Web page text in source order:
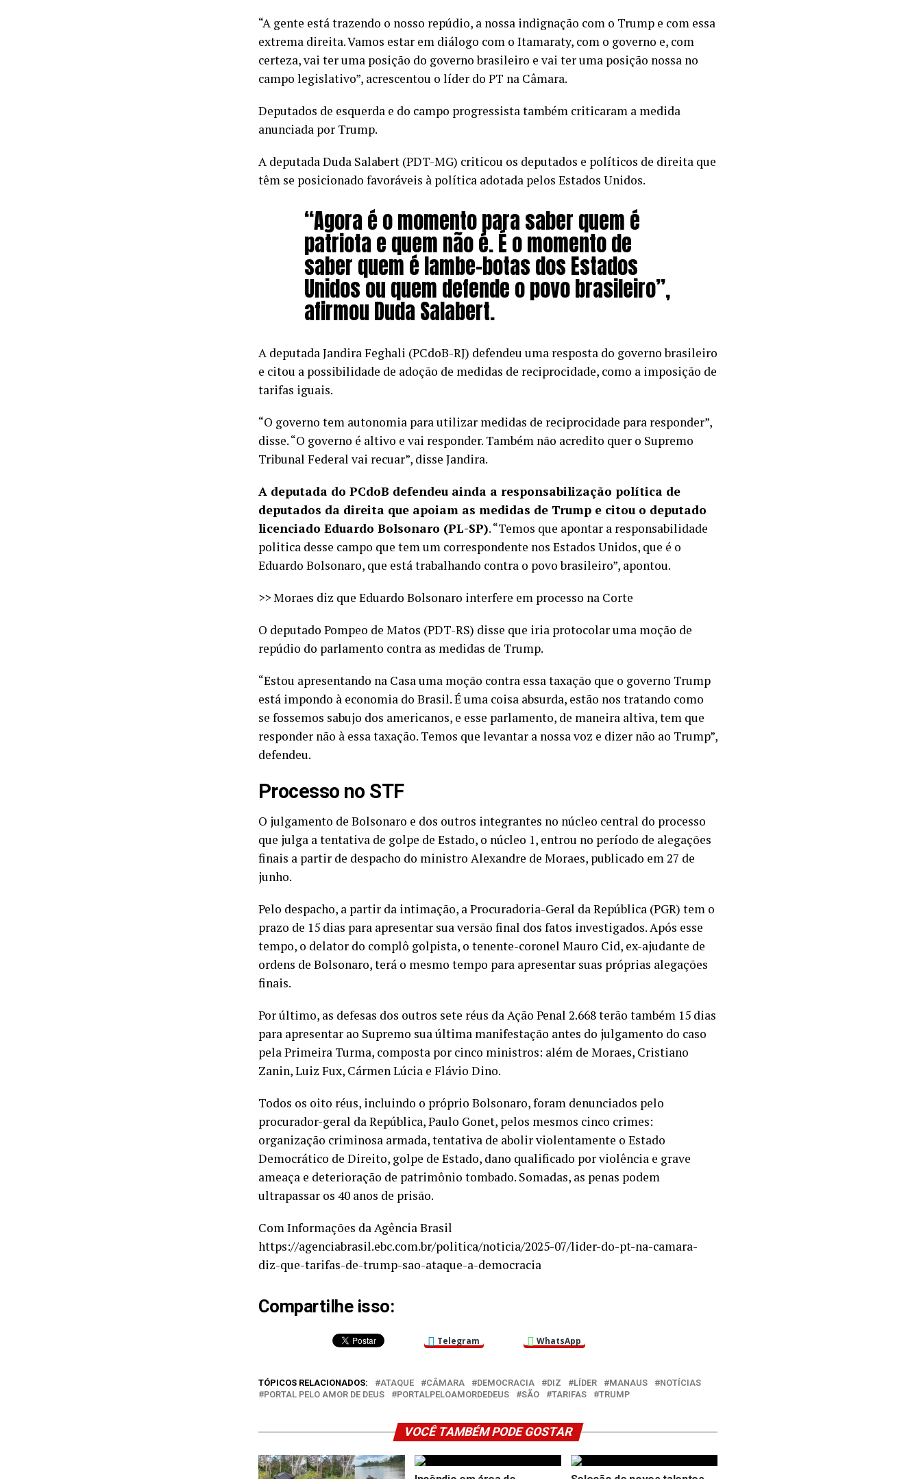
“A gente está trazendo o nosso repúdio, a nossa indignação com o Trump e com essa
extrema direita. Vamos estar em diálogo com o Itamaraty, com o governo e, com
certeza, vai ter uma posição do governo brasileiro e vai ter uma posição nossa no
campo legislativo”, acrescentou o líder do PT na Câmara.
Deputados de esquerda e do campo progressista também criticaram a medida
anunciada por Trump.
A deputada Duda Salabert (PDT-MG) criticou os deputados e políticos de direita que
têm se posicionado favoráveis à política adotada pelos Estados Unidos.
“Agora é o momento para saber quem é
patriota e quem não é. É o momento de
saber quem é lambe-botas dos Estados
Unidos ou quem defende o povo brasileiro”,
afirmou Duda Salabert.
A deputada Jandira Feghali (PCdoB-RJ) defendeu uma resposta do governo brasileiro
e citou a possibilidade de adoção de medidas de reciprocidade, como a imposição de
tarifas iguais.
“O governo tem autonomia para utilizar medidas de reciprocidade para responder”,
disse. “O governo é altivo e vai responder. Também não acredito quer o Supremo
Tribunal Federal vai recuar”, disse Jandira.
A deputada do PCdoB defendeu ainda a responsabilização política de
deputados da direita que apoiam as medidas de Trump e citou o deputado
licenciado Eduardo Bolsonaro (PL-SP). “Temos que apontar a responsabilidade
politica desse campo que tem um correspondente nos Estados Unidos, que é o
Eduardo Bolsonaro, que está trabalhando contra o povo brasileiro”, apontou.
>> Moraes diz que Eduardo Bolsonaro interfere em processo na Corte
O deputado Pompeo de Matos (PDT-RS) disse que iria protocolar uma moção de
repúdio do parlamento contra as medidas de Trump.
“Estou apresentando na Casa uma moção contra essa taxação que o governo Trump
está impondo à economia do Brasil. É uma coisa absurda, estão nos tratando como
se fossemos sabujo dos americanos, e esse parlamento, de maneira altiva, tem que
responder não à essa taxação. Temos que levantar a nossa voz e dizer não ao Trump”,
defendeu.
Processo no STF
O julgamento de Bolsonaro e dos outros integrantes no núcleo central do processo
que julga a tentativa de golpe de Estado, o núcleo 1, entrou no período de alegações
finais a partir de despacho do ministro Alexandre de Moraes, publicado em 27 de
junho.
Pelo despacho, a partir da intimação, a Procuradoria-Geral da República (PGR) tem o
prazo de 15 dias para apresentar sua versão final dos fatos investigados. Após esse
tempo, o delator do complô golpista, o tenente-coronel Mauro Cid, ex-ajudante de
ordens de Bolsonaro, terá o mesmo tempo para apresentar suas próprias alegações
finais.
Por último, as defesas dos outros sete réus da Ação Penal 2.668 terão também 15 dias
para apresentar ao Supremo sua última manifestação antes do julgamento do caso
pela Primeira Turma, composta por cinco ministros: além de Moraes, Cristiano
Zanin, Luiz Fux, Cármen Lúcia e Flávio Dino.
Todos os oito réus, incluindo o próprio Bolsonaro, foram denunciados pelo
procurador-geral da República, Paulo Gonet, pelos mesmos cinco crimes:
organização criminosa armada, tentativa de abolir violentamente o Estado
Democrático de Direito, golpe de Estado, dano qualificado por violência e grave
ameaça e deterioração de patrimônio tombado. Somadas, as penas podem
ultrapassar os 40 anos de prisão.
Com Informações da Agência Brasil
https://agenciabrasil.ebc.com.br/politica/noticia/2025-07/lider-do-pt-na-camara-
diz-que-tarifas-de-trump-sao-ataque-a-democracia
Compartilhe isso:
Telegram WhatsApp
TÓPICOS RELACIONADOS: ATAQUE CÂMARA DEMOCRACIA DIZ LÍDER MANAUS
NOTÍCIAS
PORTAL PELO AMOR DE DEUS
PORTALPELOAMORDEDEUS SÃO TARIFAS TRUMP
VOCÊ TAMBÉM PODE GOSTAR